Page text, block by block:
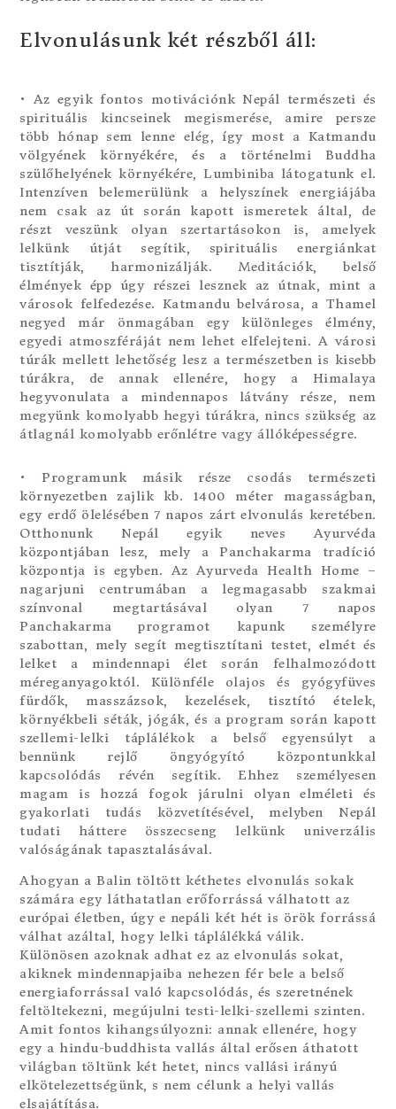
Elvonulásunk két részből áll:
• Az egyik fontos motivációnk Nepál természeti és
spirituális kincseinek megismerése, amire persze
több hónap sem lenne elég, így most a Katmandu
völgyének környékére, és a történelmi Buddha
szülőhelyének környékére, Lumbiniba látogatunk el.
Intenzíven belemerülünk a helyszínek energiájába
nem csak az út során kapott ismeretek által, de
részt veszünk olyan szertartásokon is, amelyek
lelkünk útját segítik, spirituális energiánkat
tisztítják, harmonizálják. Meditációk, belső
élmények épp úgy részei lesznek az útnak, mint a
városok felfedezése. Katmandu belvárosa, a Thamel
negyed már önmagában egy különleges élmény,
egyedi atmoszféráját nem lehet elfelejteni. A városi
túrák mellett lehetőség lesz a természetben is kisebb
túrákra, de annak ellenére, hogy a Himalaya
hegyvonulata a mindennapos látvány része, nem
megyünk komolyabb hegyi túrákra, nincs szükség az
átlagnál komolyabb erőnlétre vagy állóképességre.
• Programunk másik része csodás természeti
környezetben zajlik kb. 1400 méter magasságban,
egy erdő ölelésében 7 napos zárt elvonulás keretében.
Otthonunk Nepál egyik neves Ayurvéda
központjában lesz, mely a Panchakarma tradíció
központja is egyben. Az Ayurveda Health Home –
nagarjuni centrumában a legmagasabb szakmai
színvonal megtartásával olyan 7 napos
Panchakarma programot kapunk személyre
szabottan, mely segít megtisztítani testet, elmét és
lelket a mindennapi élet során felhalmozódott
méreganyagoktól. Különféle olajos és gyógyfüves
fürdők, masszázsok, kezelések, tisztító ételek,
környékbeli séták, jógák, és a program során kapott
szellemi-lelki táplálékok a belső egyensúlyt a
bennünk rejlő öngyógyító központunkkal
kapcsolódás révén segítik. Ehhez személyesen
magam is hozzá fogok járulni olyan elméleti és
gyakorlati tudás közvetítésével, melyben Nepál
tudati háttere összecseng lelkünk univerzális
valóságának tapasztalásával.
Ahogyan a Balin töltött kéthetes elvonulás sokak
számára egy láthatatlan erőforrássá válhatott az
európai életben, úgy e nepáli két hét is örök forrássá
válhat azáltal, hogy lelki táplálékká válik.
Különösen azoknak adhat ez az elvonulás sokat,
akiknek mindennapjaiba nehezen fér bele a belső
energiaforrással való kapcsolódás, és szeretnének
feltöltekezni, megújulni testi-lelki-szellemi szinten.
Amit fontos kihangsúlyozni: annak ellenére, hogy
egy a hindu-buddhista vallás által erősen áthatott
világban töltünk két hetet, nincs vallási irányú
elkötelezettségünk, s nem célunk a helyi vallás
elsajátítása.